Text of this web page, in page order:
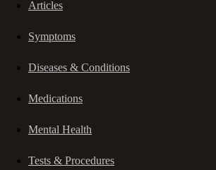
Articles
Symptoms
Diseases & Conditions
Medications
Mental Health
Tests & Procedures